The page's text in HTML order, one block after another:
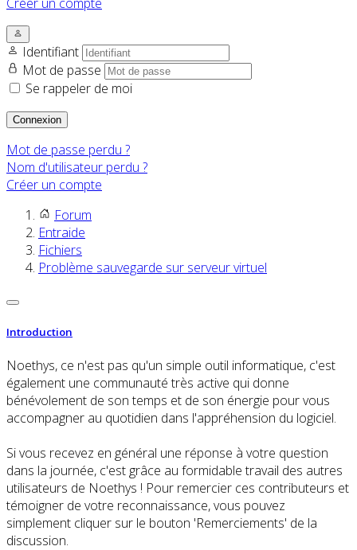
Identifiant
Mot de passe
Se rappeler de moi
Connexion
Mot de passe perdu ?
Nom d'utilisateur perdu ?
Créer un compte
Forum
Entraide
Fichiers
Problème sauvegarde sur serveur virtuel
Introduction
Noethys, ce n'est pas qu'un simple outil informatique, c'est
également une communauté très active qui donne
bénévolement de son temps et de son énergie pour vous
accompagner au quotidien dans l'appréhension du logiciel.
Si vous recevez en général une réponse à votre question
dans la journée, c'est grâce au formidable travail des autres
utilisateurs de Noethys ! Pour remercier ces contributeurs et
témoigner de votre reconnaissance, vous pouvez
simplement cliquer sur le bouton 'Remerciements' de la
discussion.